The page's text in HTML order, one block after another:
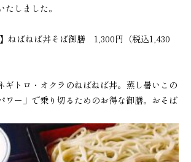
しました。
ねばねば丼そば御膳 1,300円（税込1,430
ギトロ・オクラのねばねば丼。蒸し暑いこの
ワー」で乗り切るためのお得な御膳。おそば